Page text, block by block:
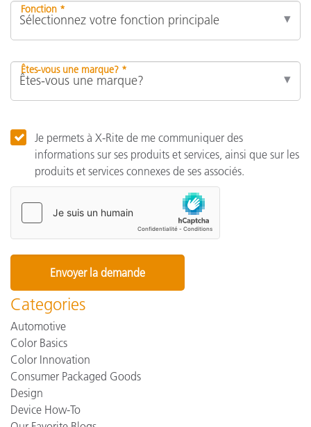
Fonction *
Êtes-vous une marque? *
Je permets à X-Rite de me communiquer des
informations sur ses produits et services, ainsi que sur les
produits et services connexes de ses associés.
Categories
Automotive
Color Basics
Color Innovation
Consumer Packaged Goods
Design
Device How-To